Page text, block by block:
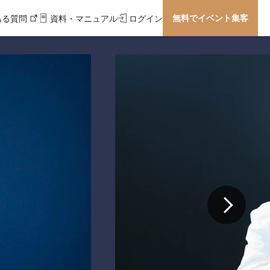
質問 資料・マニュアル ログイン 無料でイベント集客